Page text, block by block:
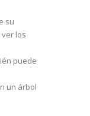
su
los
puede
un árbol